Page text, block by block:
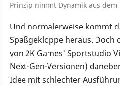
Prinzip nimmt Dynamik aus dem
Und normalerweise kommt
Spaßgekloppe heraus. Doch
von 2K Games' Sportstudio
Next-Gen-Versionen)
Idee mit schlechter